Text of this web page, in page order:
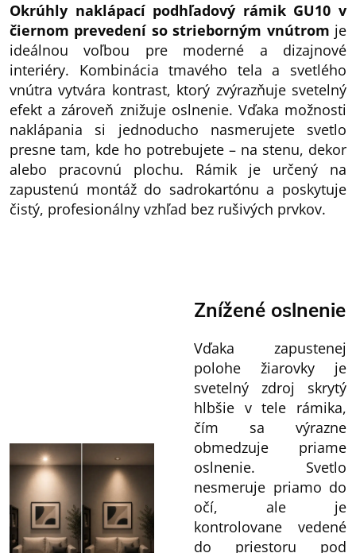
Okrúhly naklápací podhľadový rámik GU10 v
čiernom prevedení so strieborným vnútrom je
ideálnou voľbou pre moderné a dizajnové
interiéry. Kombinácia tmavého tela a svetlého
vnútra vytvára kontrast, ktorý zvýrazňuje svetelný
efekt a zároveň znižuje oslnenie. Vďaka možnosti
naklápania si jednoducho nasmerujete svetlo
presne tam, kde ho potrebujete – na stenu, dekor
alebo pracovnú plochu. Rámik je určený na
zapustenú montáž do sadrokartónu a poskytuje
čistý, profesionálny vzhľad bez rušivých prvkov.
Znížené oslnenie
Vďaka zapustenej
polohe žiarovky je
svetelný zdroj skrytý
hlbšie v tele rámika,
čím sa výrazne
obmedzuje priame
oslnenie. Svetlo
nesmeruje priamo do
očí, ale je
kontrolovane vedené
do priestoru pod